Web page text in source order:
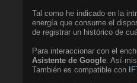
Tal como he indicado en la
energía que consume el
de registrar un histórico de
Para interaccionar con el
Asistente de Google . Así
También es compatible con